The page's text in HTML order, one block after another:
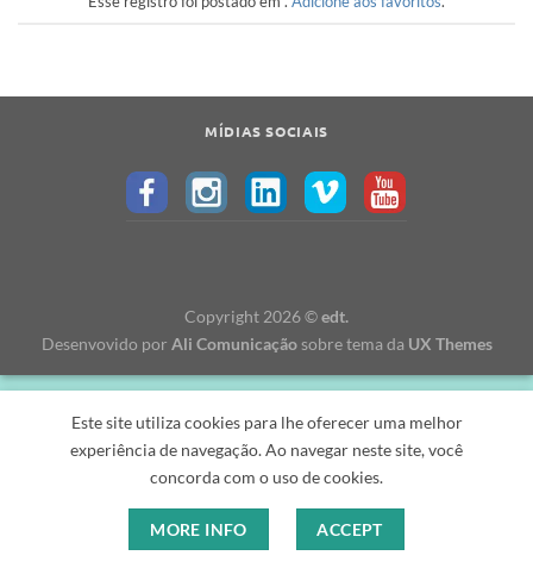
MÍDIAS SOCIAIS
Copyright 2026 ©edt.
Desenvovido por Ali Comunicaçãosobre tema da UX Themes
Este site utiliza cookies para lhe oferecer uma melhor
experiência de navegação. Ao navegar neste site, você
concorda com o uso de cookies.
MORE INFO ACCEPT